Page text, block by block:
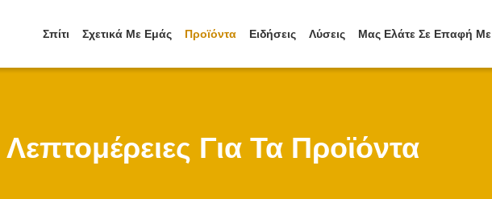
Σπίτι Σχετικά Με Εμάς Προϊόντα Ειδήσεις Λύσεις Μας Ελάτε Σε Επαφή Με
Λεπτομέρειες Για Τα Προϊόντα